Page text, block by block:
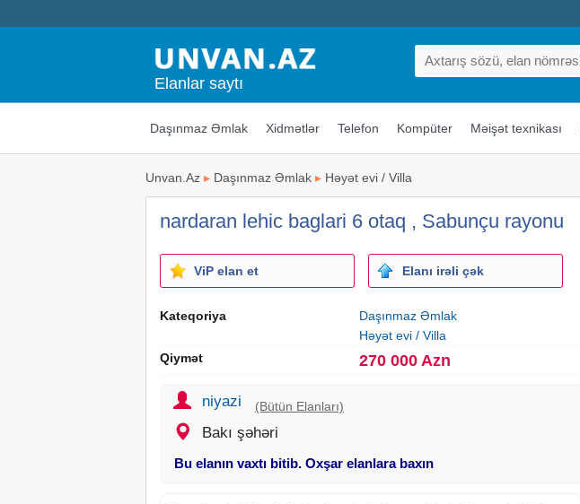
Elanlar saytı
Daşınmaz Əmlak Xidmətlər Telefon Kompüter Məişət texnikası
Unvan.Az ▸ Daşınmaz Əmlak ▸ Həyət evi / Villa
nardaran lehic baglari 6 otaq , Sabunçu rayonu
ViP elan et Elanı irəli çək
Kateqoriya
Daşınmaz Əmlak
Həyət evi / Villa
Qiymət
270 000 Azn
niyazi (Bütün Elanları)
Bakı şəhəri
Bu elanın vaxtı bitib. Oxşar elanlara baxın